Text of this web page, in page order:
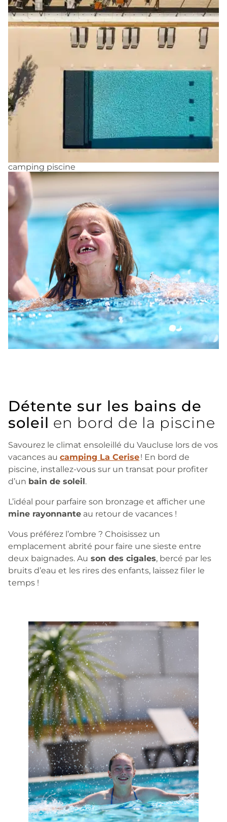
camping piscine
Détente sur les bains de
soleil en bord de la piscine
Savourez le climat ensoleillé du Vaucluse lors de vos
vacances au camping La Cerise! En bord de
piscine, installez-vous sur un transat pour profiter
d’un bain de soleil.
L’idéal pour parfaire son bronzage et afficher une
mine rayonnante au retour de vacances !
Vous préférez l’ombre ? Choisissez un
emplacement abrité pour faire une sieste entre
deux baignades. Au son des cigales, bercé par les
bruits d’eau et les rires des enfants, laissez filer le
temps !